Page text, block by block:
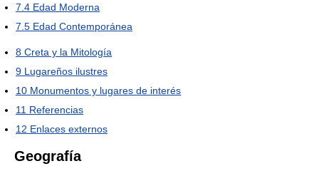
7.4 Edad Moderna
7.5 Edad Contemporánea
8 Creta y la Mitología
9 Lugareños ilustres
10 Monumentos y lugares de interés
11 Referencias
12 Enlaces externos
Geografía